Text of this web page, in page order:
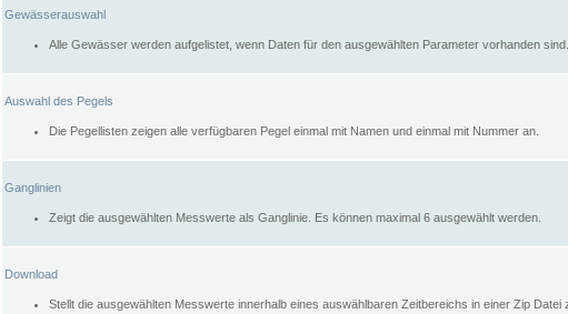
Gewässerauswahl
Alle Gewässer werden aufgelistet, wenn Daten für den ausgewählten Parameter vorhanden sind.
Auswahl des Pegels
Die Pegellisten zeigen alle verfügbaren Pegel einmal mit Namen und einmal mit Nummer an.
Ganglinien
Zeigt die ausgewählten Messwerte als Ganglinie. Es können maximal 6 ausgewählt werden.
Download
Stellt die ausgewählten Messwerte innerhalb eines auswählbaren Zeitbereichs in einer Zip